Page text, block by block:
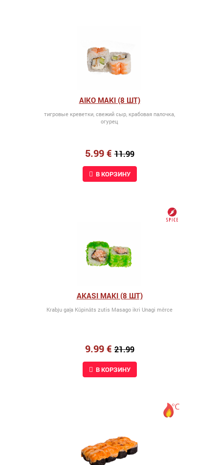
AIKO MAKI (8 ШТ)
тигровые креветки, свежий сыр, крабовая палочка,
огурец
5.99 €11.99
В КОРЗИНУ
AKASI MAKI (8 ШТ)
Krabju gaļa Kūpināts zutis Masago ikri Unagi mērce
9.99 €21.99
В КОРЗИНУ